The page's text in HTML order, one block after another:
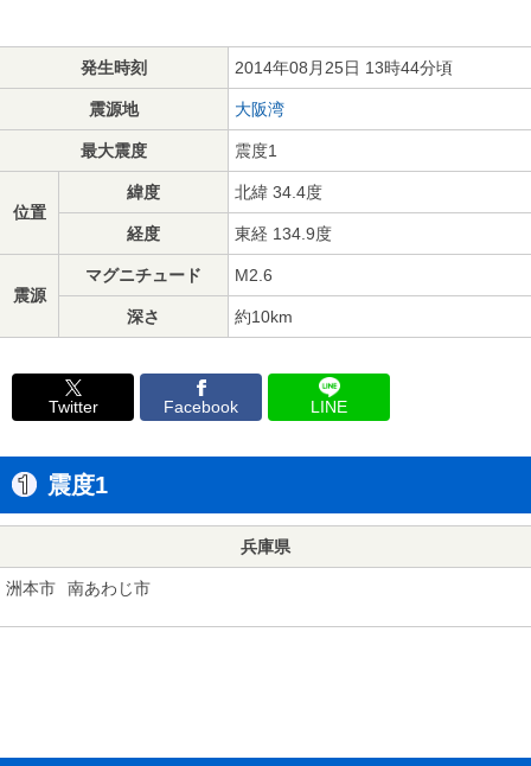
発生時刻 2014年08月25日 13時44分頃
震源地 大阪湾
最大震度 震度1
位置
緯度 北緯 34.4度
経度 東経 134.9度
震源
マグニチュード M2.6
深さ 約10km
Twitter Facebook LINE
震度1
兵庫県
洲本市 南あわじ市